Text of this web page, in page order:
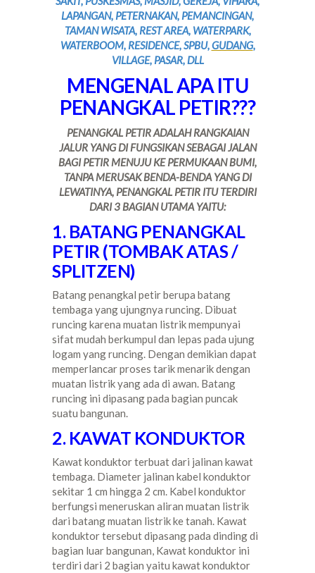
LAPANGAN, PETERNAKAN, PEMANCINGAN,
TAMAN WISATA, REST AREA, WATERPARK,
WATERBOOM, RESIDENCE, SPBU,GUDANG,
VILLAGE, PASAR, DLL
MENGENAL APA ITU
PENANGKAL PETIR???
PENANGKAL PETIR ADALAH RANGKAIAN
JALUR YANG DI FUNGSIKAN SEBAGAI JALAN
BAGI PETIR MENUJU KE PERMUKAAN BUMI,
TANPA MERUSAK BENDA-BENDA YANG DI
LEWATINYA, PENANGKAL PETIR ITU TERDIRI
DARI 3 BAGIAN UTAMA YAITU:
1. BATANG PENANGKAL
PETIR (TOMBAK ATAS /
SPLITZEN)
Batang penangkal petir berupa batang
tembaga yang ujungnya runcing. Dibuat
runcing karena muatan listrik mempunyai
sifat mudah berkumpul dan lepas pada ujung
logam yang runcing. Dengan demikian dapat
memperlancar proses tarik menarik dengan
muatan listrik yang ada di awan. Batang
runcing ini dipasang pada bagian puncak
suatu bangunan.
2. KAWAT KONDUKTOR
Kawat konduktor terbuat dari jalinan kawat
tembaga. Diameter jalinan kabel konduktor
sekitar 1 cm hingga 2 cm. Kabel konduktor
berfungsi meneruskan aliran muatan listrik
dari batang muatan listrik ke tanah. Kawat
konduktor tersebut dipasang pada dinding di
bagian luar bangunan, Kawat konduktor ini
terdiri dari 2 bagian yaitu kawat konduktor